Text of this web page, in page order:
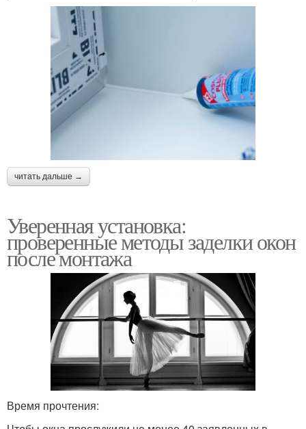
читать дальше →
Уверенная установка:
проверенные методы заделки окон
после монтажа
Время прочтения: